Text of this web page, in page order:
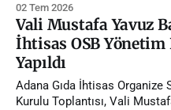
02 Tem 2026
Vali Mustafa Yavuz
İhtisas OSB Yönetim
Yapıldı
Adana Gıda İhtisas
Kurulu Toplantısı, Vali